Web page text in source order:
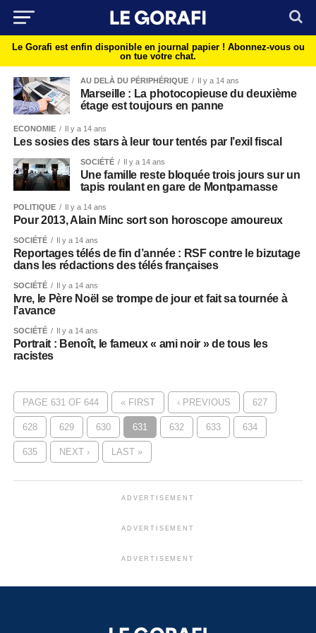
Le Gorafi est enfin disponible en journal papier ! Abonnez-vous ou
on tue votre chat.
AU DELÀ DU PÉRIPHÉRIQUE Il y a 14 ans
Marseille : La photocopieuse du deuxième
étage est toujours en panne
ECONOMIE Il y a 14 ans
Les sosies des stars à leur tour tentés par l’exil fiscal
SOCIÉTÉ Il y a 14 ans
Une famille reste bloquée trois jours sur un
tapis roulant en gare de Montparnasse
POLITIQUE Il y a 14 ans
Pour 2013, Alain Minc sort son horoscope amoureux
SOCIÉTÉ Il y a 14 ans
Reportages télés de fin d’année : RSF contre le bizutage
dans les rédactions des télés françaises
SOCIÉTÉ Il y a 14 ans
Ivre, le Père Noël se trompe de jour et fait sa tournée à
l’avance
SOCIÉTÉ Il y a 14 ans
Portrait : Benoît, le fameux « ami noir » de tous les
racistes
PAGE 631 OF 644 « FIRST ‹ PREVIOUS 627
628 629 630 631 632 633 634
635 NEXT › LAST »
ADVERTISEMENT
ADVERTISEMENT
ADVERTISEMENT